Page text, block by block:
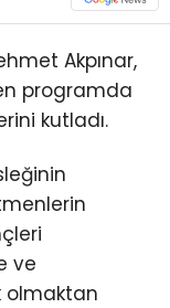
Akpınar,
programda
kutladı.
ve
olmaktan